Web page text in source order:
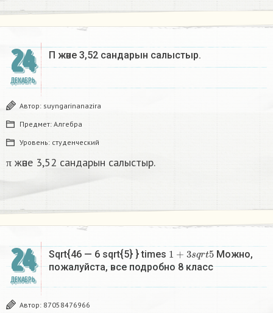
24
ДЕКАБРЬ
Π және 3,52 сандарын салыстыр. ​
Автор: suyngarinanazira
Предмет: Алгебра
Уровень: студенческий
π және 3,52 сандарын салыстыр.
24
ДЕКАБРЬ
Sqrt{46 — 6 sqrt{5} } times 1+3sqrt5 Можно,
пожалуйста, все подробно 8 класс​
Автор: 87058476966